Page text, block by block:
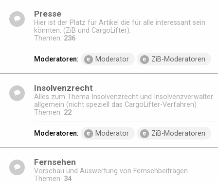
Presse
Hier ist der Platz für Artikel die für alle interessant sein
könnten. (ZiB und CargoLifter).
Themen: 236
Moderatoren: Moderator ZiB-Moderatoren
Insolvenzrecht
Alles zum Thema Insolvenzrecht und Insolvenzverwalter
allgemein (nicht speziell das CargoLifter-Verfahren)
Themen: 22
Moderatoren: Moderator ZiB-Moderatoren
Fernsehen
Vorschau und Auswertung von Fernsehbeiträgen
Themen: 34